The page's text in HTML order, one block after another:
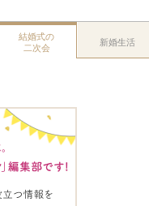
結婚式の
二次会
新婚生活